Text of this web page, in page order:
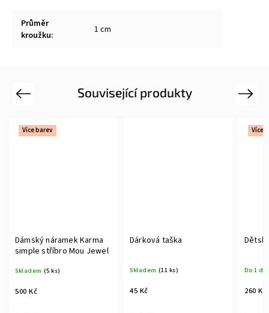
Průměr
kroužku: 1 cm
Související produkty
Previous
Více barev
Dámský náramek Karma
simple stříbro Mou Jewel
Skladem (5 ks)
500 Kč
Dárková taška
Skladem (11 ks)
45 Kč
Více
Do 1
260 Kč
Next